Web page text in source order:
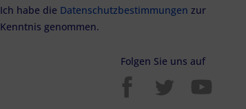
Ich habe die Datenschutzbestimmungen zur
Kenntnis genommen.
Folgen Sie uns auf